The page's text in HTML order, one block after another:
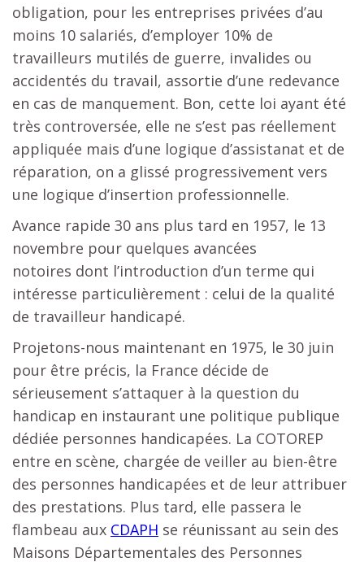
obligation, pour les entreprises privées d’au
moins 10 salariés, d’employer 10% de
travailleurs mutilés de guerre, invalides ou
accidentés du travail, assortie d’une redevance
en cas de manquement. Bon, cette loi ayant été
très controversée, elle ne s’est pas réellement
appliquée mais d’une logique d’assistanat et de
réparation, on a glissé progressivement vers
une logique d’insertion professionnelle.
Avance rapide 30 ans plus tard en 1957, le 13
novembre pour quelques avancées
notoires dont l’introduction d’un terme qui
intéresse particulièrement : celui de la qualité
de travailleur handicapé.
Projetons-nous maintenant en 1975, le 30 juin
pour être précis, la France décide de
sérieusement s’attaquer à la question du
handicap en instaurant une politique publique
dédiée personnes handicapées. La COTOREP
entre en scène, chargée de veiller au bien-être
des personnes handicapées et de leur attribuer
des prestations. Plus tard, elle passera le
flambeau aux CDAPH se réunissant au sein des
Maisons Départementales des Personnes